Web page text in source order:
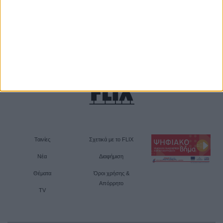
Ταινίες
Νέα
Θέματα
TV
Σχετικά με το FLIX
Διαφήμιση
Όροι χρήσης &
Απόρρητο